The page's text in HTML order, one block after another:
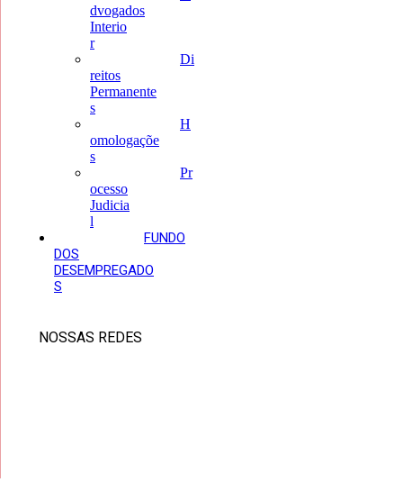
dvogados
Interio
r
Di
reitos
Permanente
s
H
omologaçõe
s
Pr
ocesso
Judicia
l
FUNDO
DOS
DESEMPREGADO
S
NOSSAS REDES